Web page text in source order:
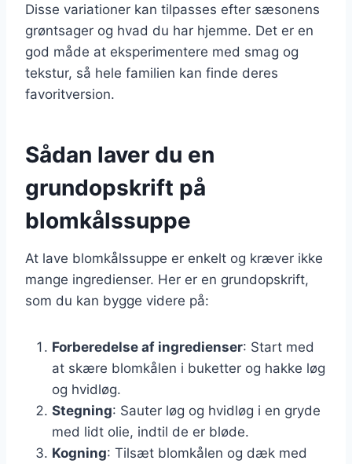
Disse variationer kan tilpasses efter sæsonens
grøntsager og hvad du har hjemme. Det er en
god måde at eksperimentere med smag og
tekstur, så hele familien kan finde deres
favoritversion.
Sådan laver du en
grundopskrift på
blomkålssuppe
At lave blomkålssuppe er enkelt og kræver ikke
mange ingredienser. Her er en grundopskrift,
som du kan bygge videre på:
Forberedelse af ingredienser: Start med
at skære blomkålen i buketter og hakke løg
og hvidløg.
Stegning: Sauter løg og hvidløg i en gryde
med lidt olie, indtil de er bløde.
Kogning: Tilsæt blomkålen og dæk med